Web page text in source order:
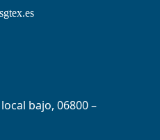
bajo, 06800 –